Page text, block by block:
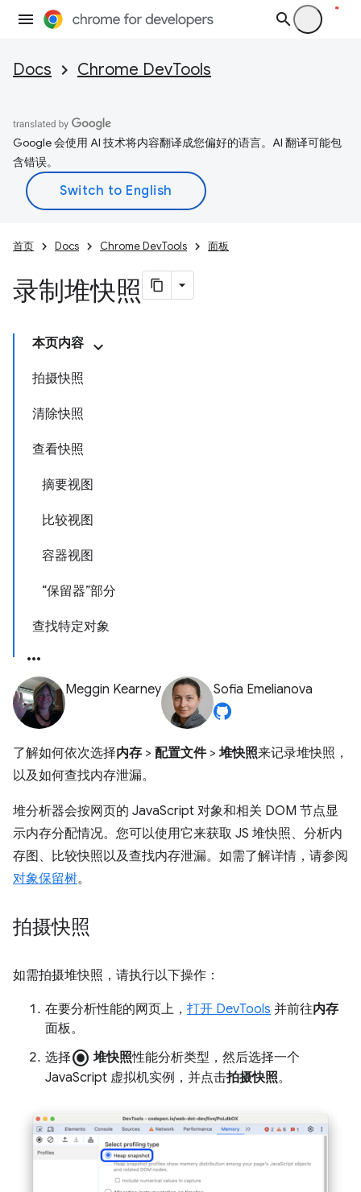
Docs Chrome DevTools
Google 会使用 AI 技术将内容翻译成您偏好的语言。AI 翻译可能包
含错误。
首页 Docs Chrome DevTools 面板
录制堆快照
本页内容
拍摄快照
清除快照
查看快照
摘要视图
比较视图
容器视图
“保留器”部分
查找特定对象
Meggin Kearney Sofia Emelianova
了解如何依次选择内存 > 配置文件> 堆快照来记录堆快照，
以及如何查找内存泄漏。
堆分析器会按网页的 JavaScript 对象和相关 DOM 节点显
示内存分配情况。您可以使用它来获取 JS 堆快照、分析内
存图、比较快照以及查找内存泄漏。如需了解详情，请参阅
对象保留树。
拍摄快照
如需拍摄堆快照，请执行以下操作：
在要分析性能的网页上， 打开 DevTools 并前往内存
面板。
选择radio_button_checked 堆快照性能分析类型，然后选择一个
JavaScript 虚拟机实例，并点击拍摄快照。